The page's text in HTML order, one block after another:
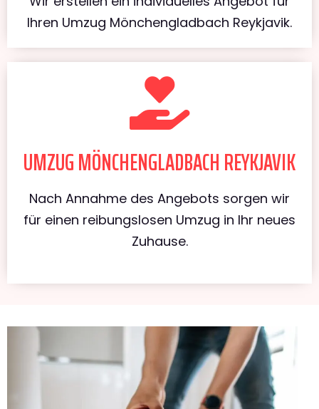
Ihren Umzug Mönchengladbach Reykjavik.
UMZUG MÖNCHENGLADBACH REYKJAVIK
Nach Annahme des Angebots sorgen wir
für einen reibungslosen Umzug in Ihr neues
Zuhause.